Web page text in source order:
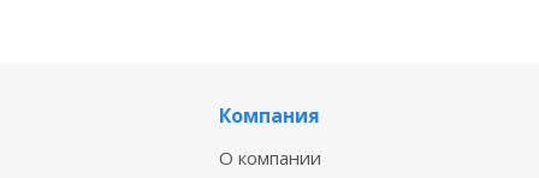
Компания
О компании